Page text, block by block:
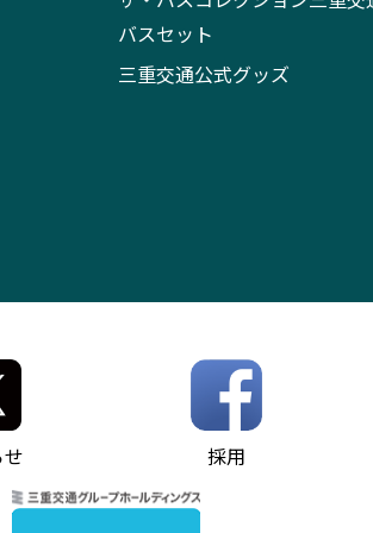
バスセット
三重交通公式グッズ
採用